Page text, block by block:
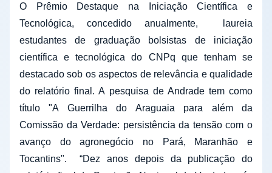
O Prêmio Destaque na Iniciação Científica e
Tecnológica, concedido anualmente, laureia
estudantes de graduação bolsistas de iniciação
científica e tecnológica do CNPq que tenham se
destacado sob os aspectos de relevância e qualidade
do relatório final. A pesquisa de Andrade tem como
título "A Guerrilha do Araguaia para além da
Comissão da Verdade: persistência da tensão com o
avanço do agronegócio no Pará, Maranhão e
Tocantins". “Dez anos depois da publicação do